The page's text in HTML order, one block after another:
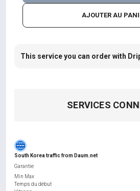
AJOUTER AU
This service you can order with
SERVICES
South Korea traffic from Daum.net
Garantie
Min Max
Temps du début